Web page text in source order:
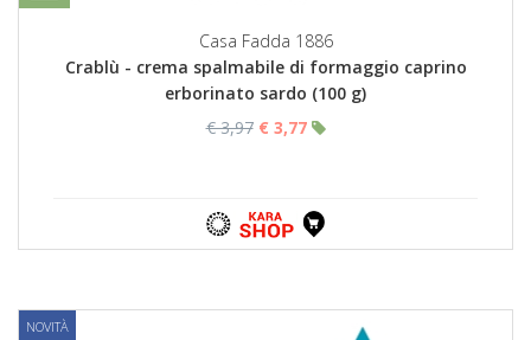
Casa Fadda 1886
Crablù - crema spalmabile di formaggio caprino
erborinato sardo (100 g)
€ 3,97 € 3,77
NOVITÀ